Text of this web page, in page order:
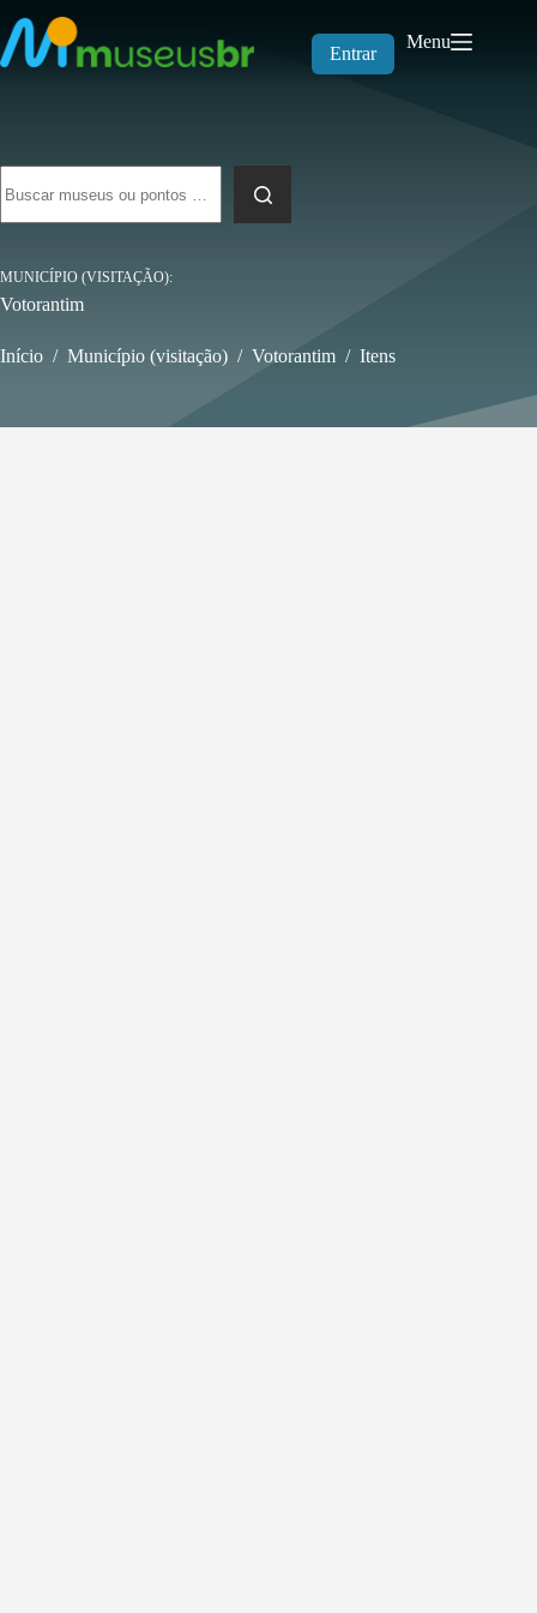
para
o
conteúdo
Entrar
Menu
resultados
MUNICÍPIO (VISITAÇÃO)
Votorantim
Início / Município (visitação) / Votorantim / Itens